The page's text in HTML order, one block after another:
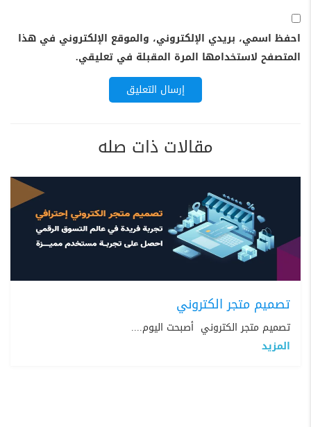
احفظ اسمي، بريدي الإلكتروني، والموقع الإلكتروني في هذا
المتصفح لاستخدامها المرة المقبلة في تعليقي.
مقالات ذات صله
تصميم متجر الكتروني
تصميم متجر الكتروني أصبحت اليوم....
المزيد